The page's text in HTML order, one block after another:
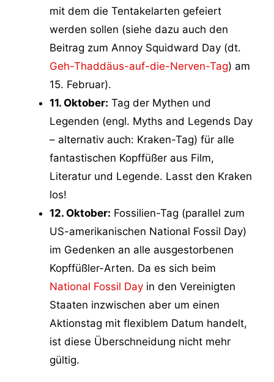
mit dem die Tentakelarten gefeiert
werden sollen (siehe dazu auch den
Beitrag zum Annoy Squidward Day (dt.
Geh-Thaddäus-auf-die-Nerven-Tag) am
15. Februar).
11. Oktober: Tag der Mythen und
Legenden (engl. Myths and Legends Day
– alternativ auch: Kraken-Tag) für alle
fantastischen Kopffüßer aus Film,
Literatur und Legende. Lasst den Kraken
los!
12. Oktober: Fossilien-Tag (parallel zum
US-amerikanischen National Fossil Day)
im Gedenken an alle ausgestorbenen
Kopffüßler-Arten. Da es sich beim
National Fossil Day in den Vereinigten
Staaten inzwischen aber um einen
Aktionstag mit flexiblem Datum handelt,
ist diese Überschneidung nicht mehr
gültig.